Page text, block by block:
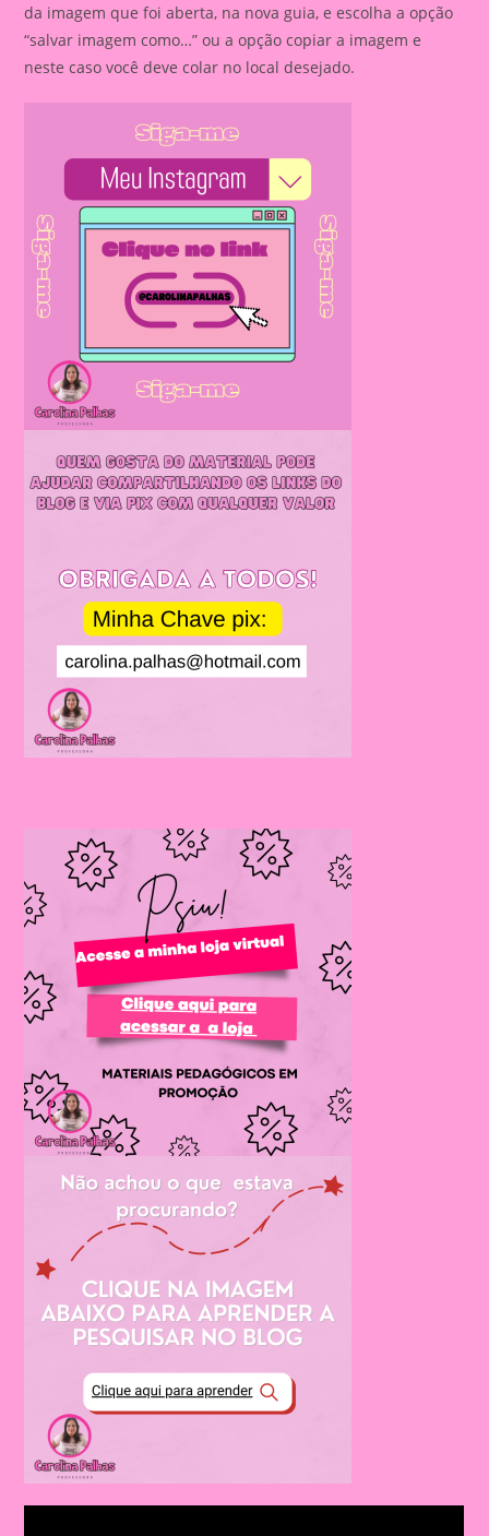
da imagem que foi aberta, na nova guia, e escolha a opção
“salvar imagem como…” ou a opção copiar a imagem e
neste caso você deve colar no local desejado.